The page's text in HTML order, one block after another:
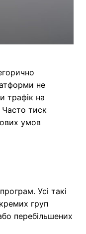
не
трафік на
тиск
умов
Усі такі
груп
перебільшених